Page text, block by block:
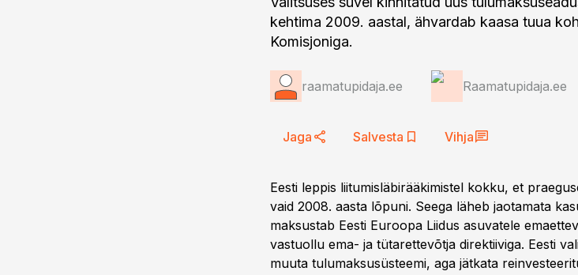
kehtima 2009. aastal, ähvardab kaasa tuua
Komisjoniga.
raamatupidaja.ee Raamatupidaja.ee
Jaga Salvesta Vihja
Eesti leppis liitumisläbirääkimistel kokku, et
vaid 2008. aasta lõpuni. Seega läheb jaotamata
maksustab Eesti Euroopa Liidus asuvatele
vastuollu ema- ja tütarettevõtja direktiiviga. Eesti
muuta tulumaksusüsteemi, aga jätkata